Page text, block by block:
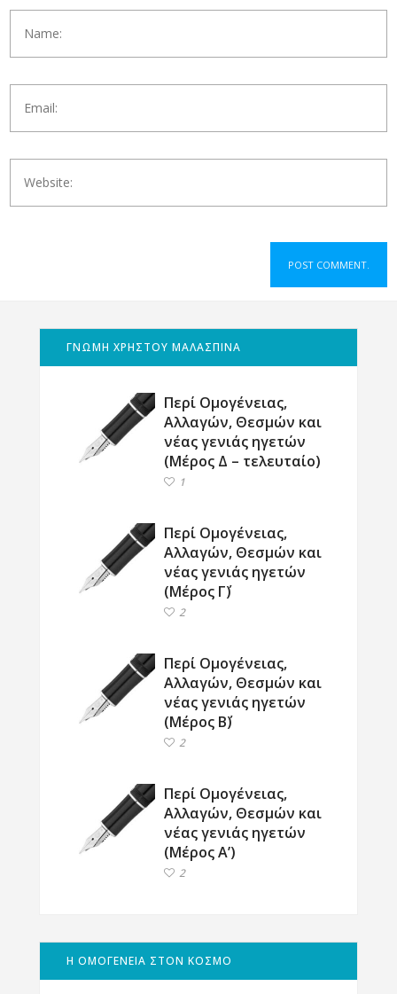
ΓΝΩΜΗ ΧΡΗΣΤΟΥ ΜΑΛΑΣΠΙΝΑ
Περί Ομογένειας,
Αλλαγών, Θεσμών και
νέας γενιάς ηγετών
(Μέρος Δ – τελευταίο)
1
Περί Ομογένειας,
Αλλαγών, Θεσμών και
νέας γενιάς ηγετών
(Μέρος Γ΄)
2
Περί Ομογένειας,
Αλλαγών, Θεσμών και
νέας γενιάς ηγετών
(Μέρος Β΄)
2
Περί Ομογένειας,
Αλλαγών, Θεσμών και
νέας γενιάς ηγετών
(Μέρος Α’)
2
Η ΟΜΟΓΕΝΕΙΑ ΣΤΟΝ ΚΟΣΜΟ